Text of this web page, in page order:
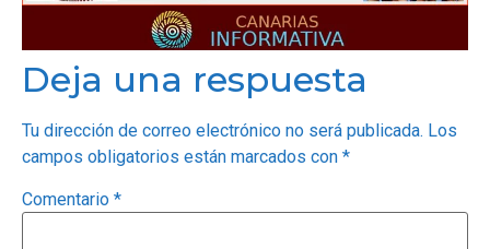
Deja una respuesta
Tu dirección de correo electrónico no será publicada. Los
campos obligatorios están marcados con *
Comentario *